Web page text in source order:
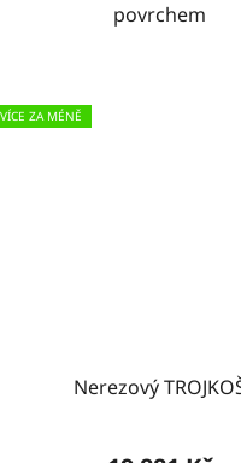
povrchem
VÍCE ZA MÉNĚ
Nerezový